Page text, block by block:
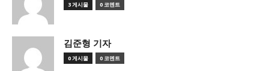
3 게시물 0 코멘트
김준형 기자
0 게시물 0 코멘트